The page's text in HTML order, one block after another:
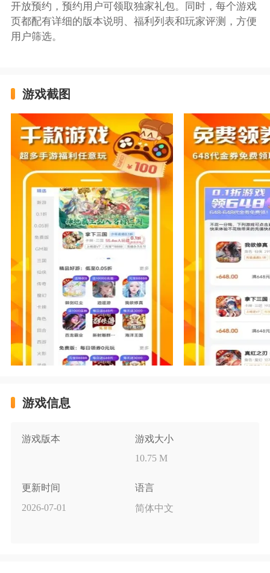
开放预约，预约用户可领取独家礼包。同时，每个游戏
页都配有详细的版本说明、福利列表和玩家评测，方便
用户筛选。
游戏截图
游戏信息
游戏版本
游戏大小
10.75 M
更新时间
2026-07-01
语言
简体中文